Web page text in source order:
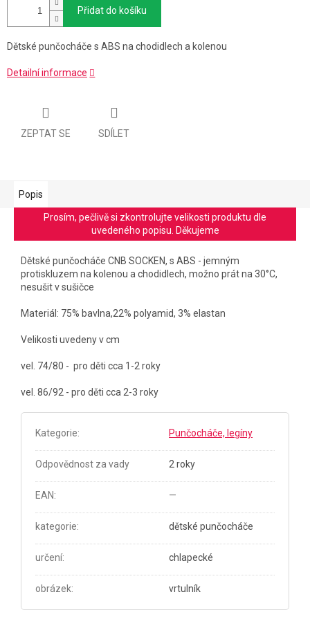
Přidat do košíku
Dětské punčocháče s ABS na chodidlech a kolenou
Detailní informace
ZEPTAT SE SDÍLET
Popis
Prosím, pečlivě si zkontrolujte velikosti produktu dle
uvedeného popisu. Děkujeme
Dětské punčocháče CNB SOCKEN, s ABS - jemným
protiskluzem na kolenou a chodidlech, možno prát na 30°C,
nesušit v sušičce
Materiál: 75% bavlna,22% polyamid, 3% elastan
Velikosti uvedeny v cm
vel. 74/80 - pro děti cca 1-2 roky
vel. 86/92 - pro děti cca 2-3 roky
Kategorie: Punčocháče, legíny
Odpovědnost za vady 2 roky
EAN: —
kategorie: dětské punčocháče
určení: chlapecké
obrázek: vrtulník